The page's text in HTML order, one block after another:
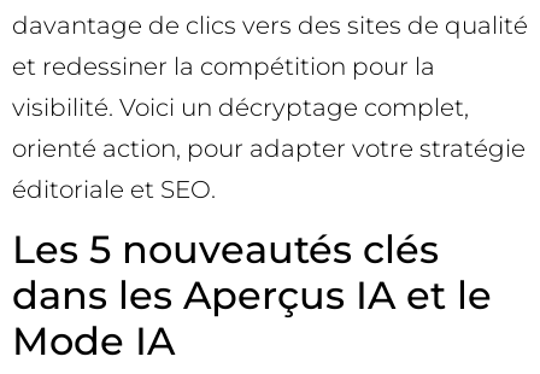
davantage de clics vers des sites de qualité
et redessiner la compétition pour la
visibilité. Voici un décryptage complet,
orienté action, pour adapter votre stratégie
éditoriale et SEO.
Les 5 nouveautés clés
dans les Aperçus IA et le
Mode IA